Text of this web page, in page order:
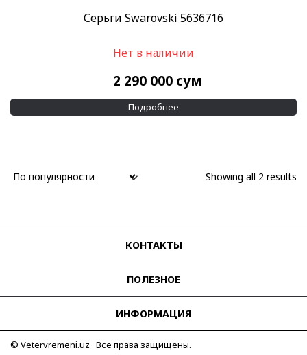
Серьги Swarovski 5636716
Нет в наличии
2 290 000 сум
Подробнее
Showing all 2 results
КОНТАКТЫ
ПОЛЕЗНОЕ
ИНФОРМАЦИЯ
© Vetervremeni.uz Все права защищены.